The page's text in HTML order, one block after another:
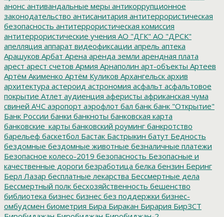
анонс антивандальные меры антикоррупционное
законодательство антисанитария антитеррористическая
безопасность антитеррористическая комиссия
антитеррористические учения АО "ДГК" АО "ДРСК"
апелляция аппарат видеофиксации апрель аптека
Арашуков Арбат Арена аренда земли арендная плата
арест арест счетов Армия Арнаполин арт-объекты Артеев
Артём Акименко Артём Куликов Архангельск архив
архитектура астероид астрономия асфальт асфальтовое
покрытие Атлет аудиенция аферисты африканская чума
свиней АЧС аэропорт аэрофлот бал банк банк "Открытие"
Банк России банки банкноты банковская карта
банковские_карты банковский роуминг банкротство
барельеф баскетбол Бастак Бастрыкин батут Бедность
бездомные бездомные животные безналичные платежи
Безопасное колесо-2019 безопасность Безопасные и
качественные дороги безработица белка бензин Беринг
Берл Лазар бесплатные лекарства Бессмертные дела
Бессмертный полк бесхозяйственность бешенство
библиотека бизнес бизнес без поддержки бизнес-
омбудсмен биометрия Бира Биракан Бирария БирЗСТ